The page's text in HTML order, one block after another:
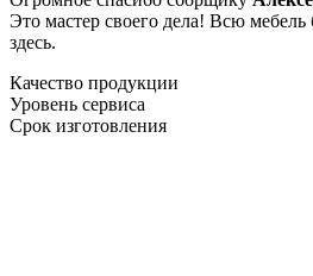
Это мастер своего дела! Всю мебель
здесь.
Качество продукции
Уровень сервиса
Срок изготовления